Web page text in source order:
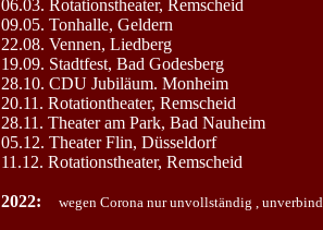
06.03. Rotationstheater, Remscheid
09.05. Tonhalle, Geldern
22.08. Vennen, Liedberg
19.09. Stadtfest, Bad Godesberg
28.10. CDU Jubiläum. Monheim
20.11. Rotationtheater, Remscheid
28.11. Theater am Park, Bad Nauheim
05.12. Theater Flin, Düsseldorf
11.12. Rotationstheater, Remscheid
2022: wegen Corona nur unvollständig ,